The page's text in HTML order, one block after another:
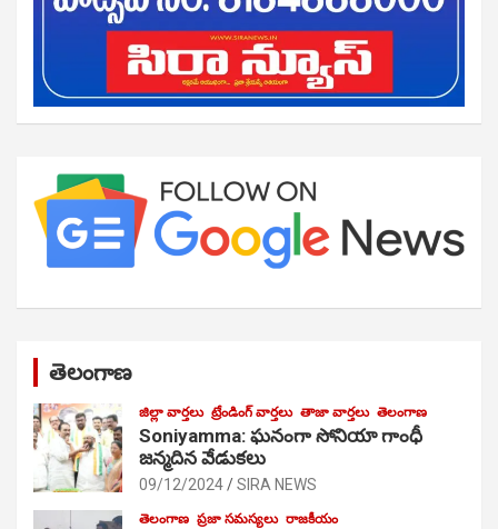
తెలంగాణ
జిల్లా వార్తలు ట్రేండింగ్ వార్తలు తాజా వార్తలు తెలంగాణ
Soniyamma: ఘ‌నంగా సోనియా గాంధీ
జ‌న్మ‌దిన వేడుక‌లు
09/12/2024 SIRA NEWS
తెలంగాణ ప్రజా సమస్యలు రాజకీయం